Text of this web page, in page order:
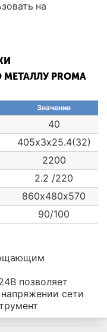
на
PROMA
Значение
40
405х3х25.4(32)
2200
2.2 /220
860х480х570
90/100
позволяет
сети